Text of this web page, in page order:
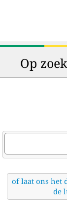
Op
of laat ons het
de